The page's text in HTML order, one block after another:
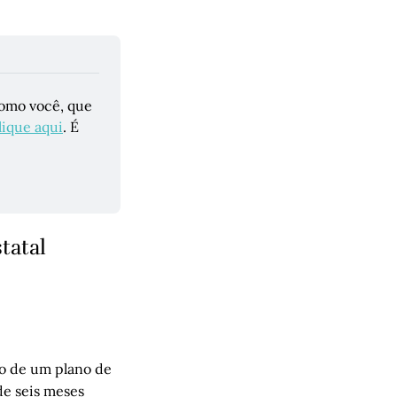
você, que
aqui. É
de um plano de
seis meses